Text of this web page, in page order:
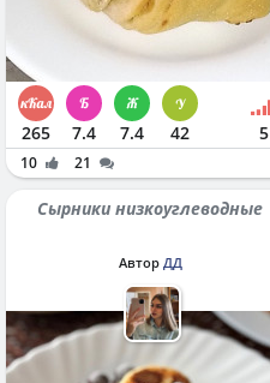
265 7.4 7.4 42 5
10 21
Сырники низкоуглеводные
Автор ДД